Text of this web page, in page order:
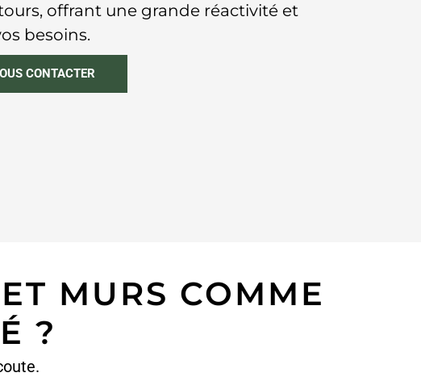
offrant une grande réactivité et
besoins.
CONTACTER
MURS COMME
?